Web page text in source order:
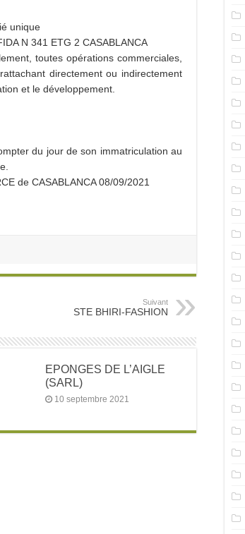
unique
N 341 ETG 2 CASABLANCA
toutes opérations commerciales,
directement ou indirectement
et le développement.
du jour de son immatriculation au
de CASABLANCA 08/09/2021
Suivant
STE BHIRI-FASHION
EPONGES DE L’AIGLE
(SARL)
10 septembre 2021